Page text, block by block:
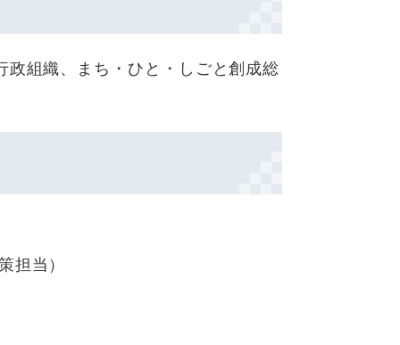
組織、まち・ひと・しごと創成総
担当 ）